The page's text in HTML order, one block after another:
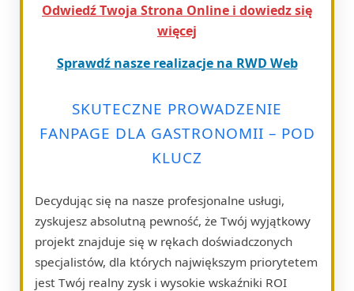
Odwiedź Twoja Strona Online i dowiedz się
więcej
Sprawdź nasze realizacje na RWD Web
SKUTECZNE PROWADZENIE
FANPAGE DLA GASTRONOMII – POD
KLUCZ
Decydując się na nasze profesjonalne usługi,
zyskujesz absolutną pewność, że Twój wyjątkowy
projekt znajduje się w rękach doświadczonych
specjalistów, dla których największym priorytetem
jest Twój realny zysk i wysokie wskaźniki ROI